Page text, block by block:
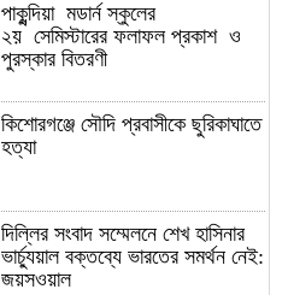
পাকুন্দিয়া মডার্ন স্কুলের
২য় সেমিস্টারের ফলাফল প্রকাশ ও
পুরস্কার বিতরণী
কিশোরগঞ্জে সৌদি প্রবাসীকে ছুরিকাঘাতে
হত্যা
দিল্লির সংবাদ সম্মেলনে শেখ হাসিনার
ভার্চ্যুয়াল বক্তব্যে ভারতের সমর্থন নেই:
জয়সওয়াল